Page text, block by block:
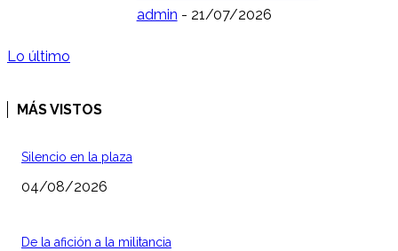
Lo último
admin - 21/07/2026
MÁS VISTOS
Silencio en la plaza
04/08/2026
De la afición a la militancia